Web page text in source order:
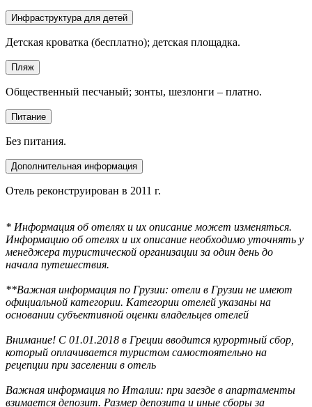
Инфраструктура для детей
Детская кроватка (бесплатно); детская площадка.
Пляж
Общественный песчаный; зонты, шезлонги – платно.
Питание
Без питания.
Дополнительная информация
Отель реконструирован в 2011 г.
* Информация об отелях и их описание может изменяться.
Информацию об отелях и их описание необходимо уточнять у
менеджера туристической организации за один день до
начала путешествия.
**Важная информация по Грузии: отели в Грузии не имеют
официальной категории. Категории отелей указаны на
основании субъективной оценки владельцев отелей
Внимание! С 01.01.2018 в Греции вводится курортный сбор,
который оплачивается туристом самостоятельно на
рецепции при заселении в отель
Важная информация по Италии: при заезде в апартаменты
взимается депозит. Размер депозита и иные сборы за